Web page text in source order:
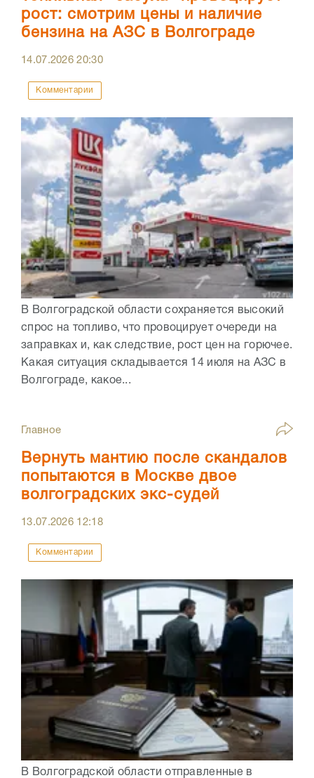
рост: смотрим цены и наличие
бензина на АЗС в Волгограде
14.07.202620:30
Комментарии
В Волгоградской области сохраняется высокий
спрос на топливо, что провоцирует очереди на
заправках и, как следствие, рост цен на горючее.
Какая ситуация складывается 14 июля на АЗС в
Волгограде, какое...
Главное
Вернуть мантию после скандалов
попытаются в Москве двое
волгоградских экс-судей
13.07.2026 12:18
Комментарии
В Волгоградской области отправленные в